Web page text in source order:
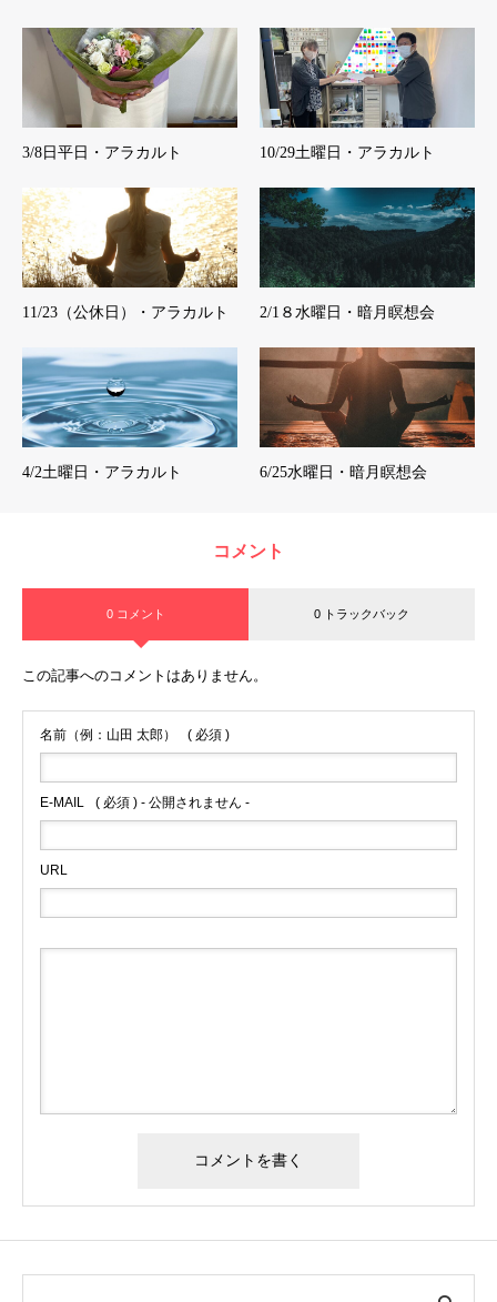
3/8日平日・アラカルト 10/29土曜日・アラカルト
11/23（公休日）・アラカルト 2/1８水曜日・暗月瞑想会
4/2土曜日・アラカルト 6/25水曜日・暗月瞑想会
コメント
0 コメント 0 トラックバック
この記事へのコメントはありません。
名前（例：山田 太郎） ( 必須 )
E-MAIL ( 必須 ) - 公開されません -
URL